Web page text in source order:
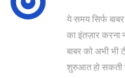
ये समय सिर्फ
का इंतज़ार करना
बाबर को अभी
शुरुआत हो सकती